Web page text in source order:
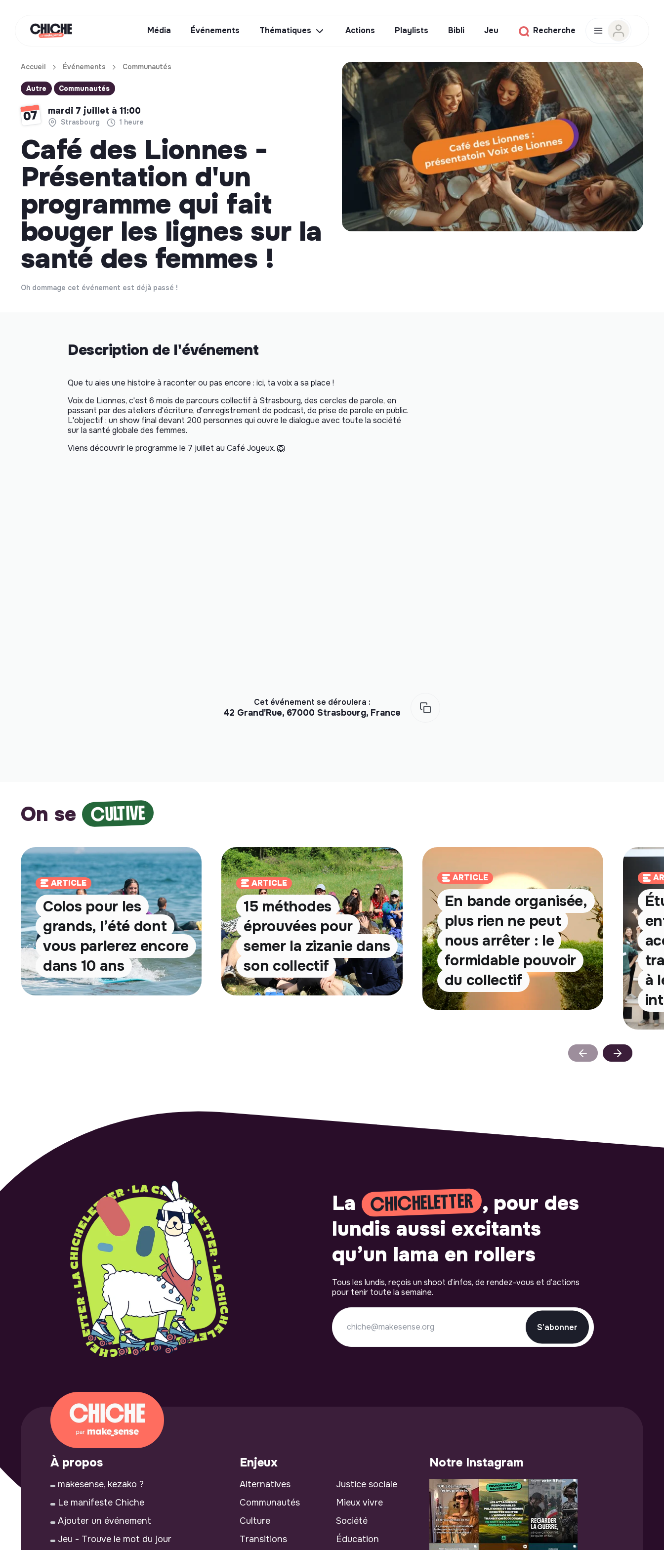
Média Événements Thématiques Actions Playlists Bibli Jeu Recherche
Accueil Événements Communautés
Autre Communautés
07 mardi 7 juillet à 11:00
Strasbourg 1 heure
Café des Lionnes -
Présentation d'un
programme qui fait
bouger les lignes sur la
santé des femmes !
Oh dommage cet événement est déjà passé !
Description de l'événement
Que tu aies une histoire à raconter ou pas encore : ici, ta voix a sa place !
Voix de Lionnes, c'est 6 mois de parcours collectif à Strasbourg, des cercles de parole, en
passant par des ateliers d'écriture, d'enregistrement de podcast, de prise de parole en public.
L'objectif : un show final devant 200 personnes qui ouvre le dialogue avec toute la société
sur la santé globale des femmes.
Viens découvrir le programme le 7 juillet au Café Joyeux. 🦁
Cet événement se déroulera :
42 Grand'Rue, 67000 Strasbourg, France
On se CULTIVE
ARTICLE
Colos pour les
grands, l’été dont
vous parlerez encore
dans 10 ans
ARTICLE
15 méthodes
éprouvées pour
semer la zizanie dans
son collectif
ARTICLE
En bande organisée,
plus rien ne peut
nous arrêter : le
formidable pouvoir
du collectif
à
La CHICHELETTER , pour des
lundis aussi excitants
qu’un lama en rollers
Tous les lundis, reçois un shoot d’infos, de rendez-vous et d’actions
pour tenir toute la semaine.
S'abonner
À propos
makesense, kezako ?
Le manifeste Chiche
Ajouter un événement
Jeu - Trouve le mot du jour
Enjeux
Alternatives
Communautés
Culture
Transitions
Justice sociale
Mieux vivre
Société
Éducation
Notre Instagram